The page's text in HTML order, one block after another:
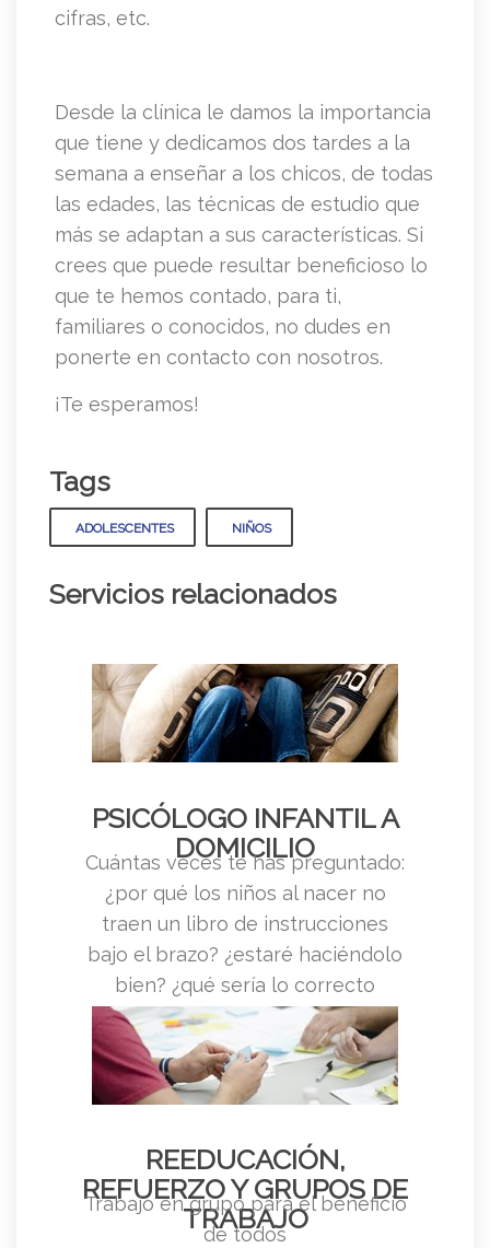
cifras, etc.
Desde la clínica le damos la importancia
que tiene y dedicamos dos tardes a la
semana a enseñar a los chicos, de todas
las edades, las técnicas de estudio que
más se adaptan a sus características. Si
crees que puede resultar beneficioso lo
que te hemos contado, para ti,
familiares o conocidos, no dudes en
ponerte en contacto con nosotros.
¡Te esperamos!
Tags
ADOLESCENTES NIÑOS
Servicios relacionados
PSICÓLOGO INFANTIL A
DOMICILIO
Cuántas veces te has preguntado:
¿por qué los niños al nacer no
traen un libro de instrucciones
bajo el brazo? ¿estaré haciéndolo
bien? ¿qué sería lo correcto
ahora?
REEDUCACIÓN,
REFUERZO Y GRUPOS DE
TRABAJO
Trabajo en grupo para el beneficio
de todos